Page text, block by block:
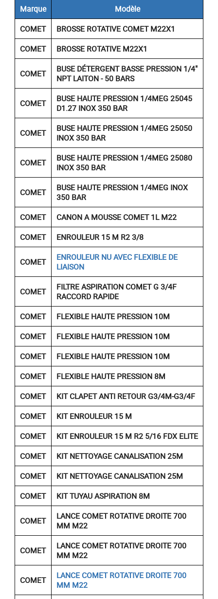
Marque
Modèle
COMET
BROSSE ROTATIVE COMET M22X1
COMET
BROSSE ROTATIVE M22X1
COMET
BUSE DÉTERGENT BASSE PRESSION 1/4"
NPT LAITON - 50 BARS
COMET
BUSE HAUTE PRESSION 1/4MEG 25045
D1.27 INOX 350 BAR
COMET
BUSE HAUTE PRESSION 1/4MEG 25050
INOX 350 BAR
COMET
BUSE HAUTE PRESSION 1/4MEG 25080
INOX 350 BAR
COMET
BUSE HAUTE PRESSION 1/4MEG INOX
350 BAR
COMET
CANON A MOUSSE COMET 1L M22
COMET
ENROULEUR 15 M R2 3/8
COMET
ENROULEUR NU AVEC FLEXIBLE DE
LIAISON
COMET
FILTRE ASPIRATION COMET G 3/4F
RACCORD RAPIDE
COMET
FLEXIBLE HAUTE PRESSION 10M
COMET
FLEXIBLE HAUTE PRESSION 10M
COMET
FLEXIBLE HAUTE PRESSION 10M
COMET
FLEXIBLE HAUTE PRESSION 8M
COMET
KIT CLAPET ANTI RETOUR G3/4M-G3/4F
COMET
KIT ENROULEUR 15 M
COMET
KIT ENROULEUR 15 M R2 5/16 FDX ELITE
COMET
KIT NETTOYAGE CANALISATION 25M
COMET
KIT NETTOYAGE CANALISATION 25M
COMET
KIT TUYAU ASPIRATION 8M
COMET
LANCE COMET ROTATIVE DROITE 700
MM M22
COMET
LANCE COMET ROTATIVE DROITE 700
MM M22
COMET
LANCE COMET ROTATIVE DROITE 700
MM M22